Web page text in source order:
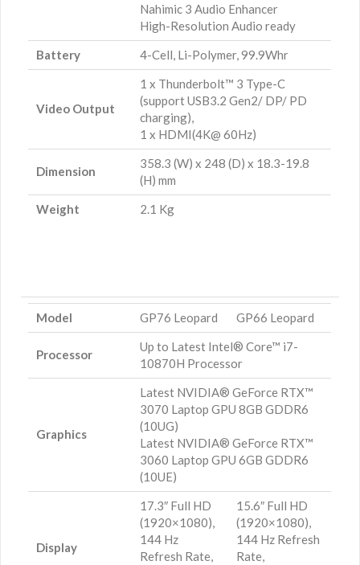
Nahimic 3 Audio Enhancer
High-Resolution Audio ready
Battery
4-Cell, Li-Polymer, 99.9Whr
Video Output
1 x Thunderbolt™ 3 Type-C
(support USB3.2 Gen2/ DP/ PD
charging),
1 x HDMI(4K@ 60Hz)
Dimension
358.3 (W) x 248 (D) x 18.3-19.8
(H) mm
Weight
2.1 Kg
Model GP76 Leopard GP66 Leopard
Processor
Up to Latest Intel® Core™ i7-
10870H Processor
Graphics
Latest NVIDIA® GeForce RTX™
3070 Laptop GPU 8GB GDDR6
(10UG)
Latest NVIDIA® GeForce RTX™
3060 Laptop GPU 6GB GDDR6
(10UE)
Display
17.3″ Full HD
(1920×1080),
144 Hz
Refresh Rate,
15.6″ Full HD
(1920×1080),
144 Hz Refresh
Rate,